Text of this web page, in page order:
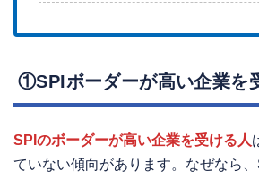
①SPIボーダーが高い企業を
SPIのボーダーが高い企業を受ける人
ていない傾向があります。なぜなら